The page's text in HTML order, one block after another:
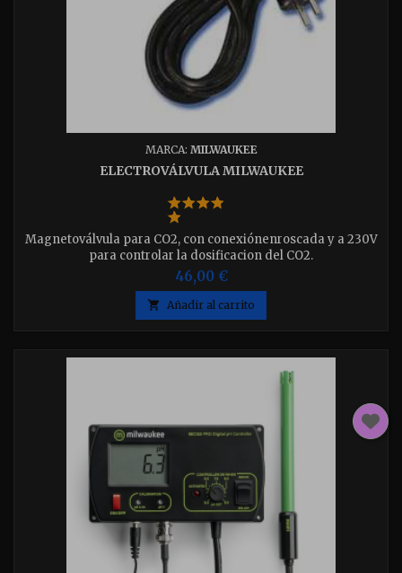
MARCA: MILWAUKEE
ELECTROVÁLVULA MILWAUKEE
Magnetoválvula para CO2, con conexiónenroscada y a 230V
para controlar la dosificacion del CO2.
46,00 €
 Añadir al carrito